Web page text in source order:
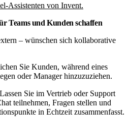
Assistenten von Invent.
Teams und Kunden schaffen
– wünschen sich kollaborative
Sie Kunden, während eines
oder Manager hinzuzuziehen.
Sie im Vertrieb oder Support
teilnehmen, Fragen stellen und
in Echtzeit zusammenfasst.